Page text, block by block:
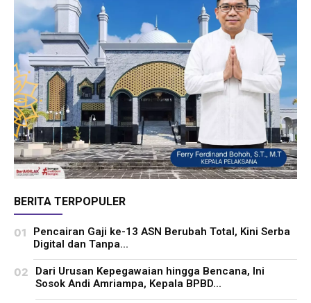
BERITA TERPOPULER
Pencairan Gaji ke-13 ASN Berubah Total, Kini Serba
Digital dan Tanpa...
Dari Urusan Kepegawaian hingga Bencana, Ini
Sosok Andi Amriampa, Kepala BPBD...